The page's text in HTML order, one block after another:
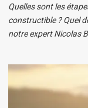
Quelles sont les
constructible ? Quel
notre expert Nicolas